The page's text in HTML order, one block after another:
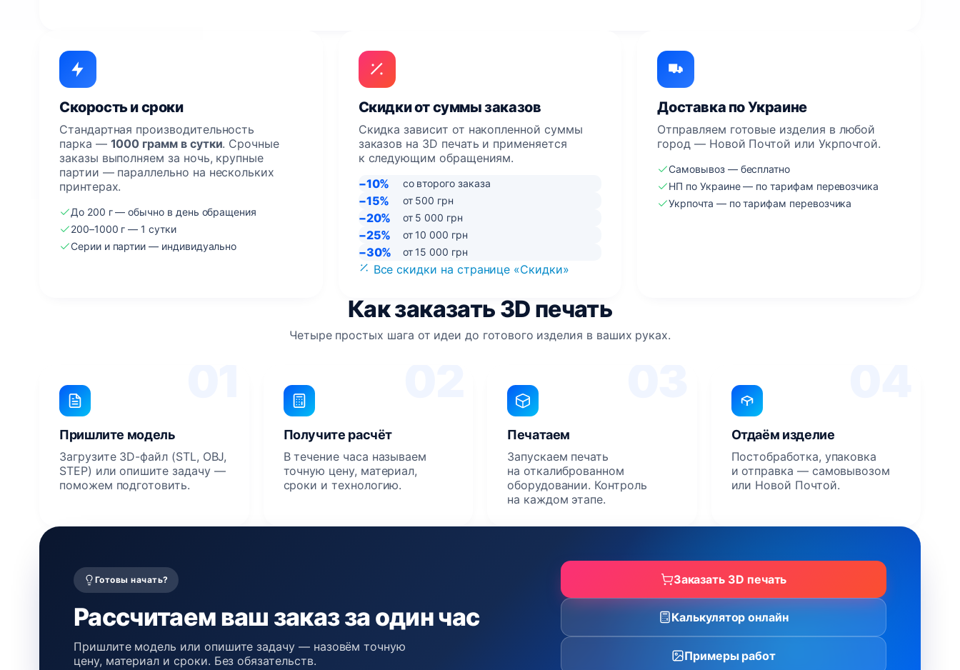
Скорость и сроки
Стандартная производительность
парка — 1000 грамм в сутки. Срочные
заказы выполняем за ночь, крупные
партии — параллельно на нескольких
принтерах.
До 200 г — обычно в день обращения
200–1000 г — 1 сутки
Серии и партии — индивидуально
Скидки от суммы заказов
Скидка зависит от накопленной суммы
заказов на 3D печать и применяется
к следующим обращениям.
−10%
со второго заказа
−15% от 500 грн
−20% от 5 000 грн
−25% от 10 000 грн
−30% от 15 000 грн
Все скидки на странице «Скидки»
Доставка по Украине
Отправляем готовые изделия в любой
город — Новой Почтой или Укрпочтой.
Самовывоз — бесплатно
НП по Украине — по тарифам перевозчика
Укрпочта — по тарифам перевозчика
Как заказать 3D печать
Четыре простых шага от идеи до готового изделия в ваших руках.
Пришлите модель
Загрузите 3D-файл (STL, OBJ,
STEP) или опишите задачу —
поможем подготовить.
Получите расчёт
В течение часа называем
точную цену, материал,
сроки и технологию.
Печатаем
Запускаем печать
на откалиброванном
оборудовании. Контроль
на каждом этапе.
Отдаём изделие
Постобработка, упаковка
и отправка — самовывозом
или Новой Почтой.
Готовы начать?
Рассчитаем ваш заказ за один час
Пришлите модель или опишите задачу — назовём точную
цену, материал и сроки. Без обязательств.
Заказать 3D печать
Калькулятор онлайн
Примеры работ